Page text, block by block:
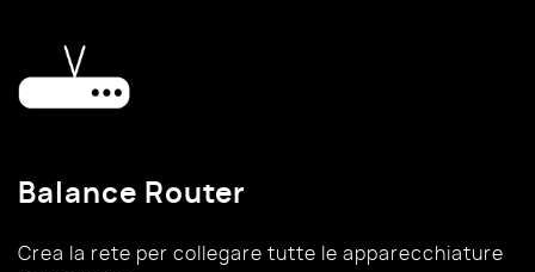
Balance Router
Crea la rete per collegare tutte le apparecchiature